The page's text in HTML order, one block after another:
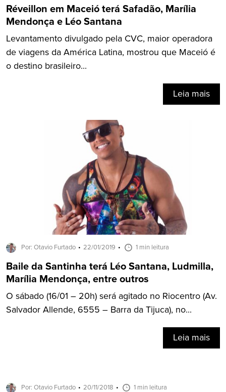
Réveillon em Maceió terá Safadão, Marília
Mendonça e Léo Santana
Levantamento divulgado pela CVC, maior operadora
de viagens da América Latina, mostrou que Maceió é
o destino brasileiro...
Leia mais
Por: Otavio Furtado 22/01/2019 1 min leitura
Baile da Santinha terá Léo Santana, Ludmilla,
Marília Mendonça, entre outros
O sábado (16/01 – 20h) será agitado no Riocentro (Av.
Salvador Allende, 6555 – Barra da Tijuca), no...
Leia mais
Por: Otavio Furtado 20/11/2018 1 min leitura